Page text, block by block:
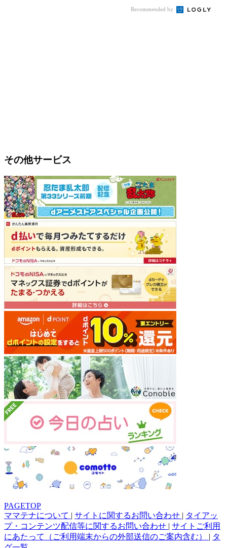
Recommended by
その他サービス
PAGETOP
ママテナについて
サイトに関するお問い合わせ
タイアッ
プ・コンテンツ配信等に関するお問い合わせ
サイトご利用
にあたって（ご利用端末からの外部送信のご案内含む）
タ